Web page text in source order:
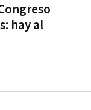
hay al